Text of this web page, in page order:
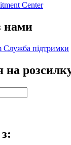
Center
нами
Служба підтримки
на